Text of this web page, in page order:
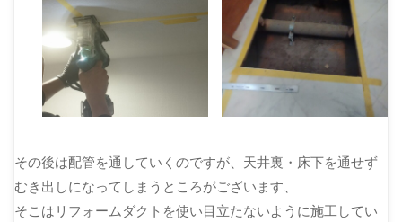
その後は配管を通していくのですが、天井裏・床下を通せず
むき出しになってしまうところがございます、
そこはリフォームダクトを使い目立たないように施工してい